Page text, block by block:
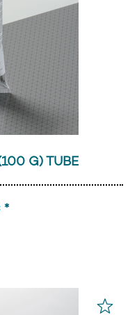
G) TUBE
*